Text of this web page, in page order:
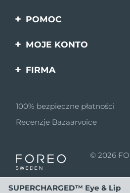
POMOC
Kontakt
MOJE KONTO
FIRMA
Program partnerski
Wiadomości
MYSA
Dystrybutorzy
100% bezpieczne płatności
Recenzje Bazaarvoice
© 2026
SUPERCHARGED™ Eye & Lip